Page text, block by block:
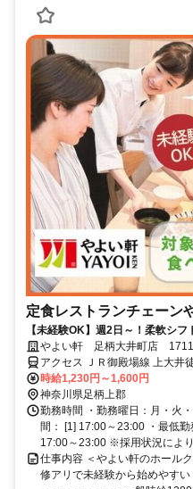
定食レストランチェー
【未経験OK】週2日～！柔軟シ
◎＜オンライン面接実施中＞
やよい軒 足柄大井町店 1711
アクセス ＪＲ御殿場線 上大井
徒歩約25分、ＪＲ御殿場線 相
分
時給1,230円～1,600円
神奈川県足柄上郡
勤務時間 ・勤務曜日：月・火
間： [1] 17:00～23:00 ・最低勤
17:00～23:00 ※採用状況によ
仕事内容 ＜やよい軒のホール
修アリで未経験から始めやす